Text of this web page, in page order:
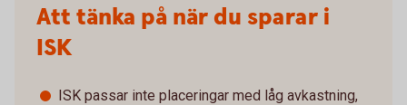
Att tänka på när du sparar i
ISK
ISK passar inte placeringar med låg avkastning,